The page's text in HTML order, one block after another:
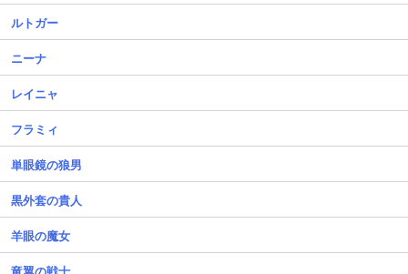
ルトガー
ニーナ
レイニャ
フラミィ
単眼鏡の狼男
黒外套の貴人
羊眼の魔女
竜翼の戦士